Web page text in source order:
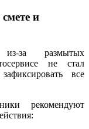
и
за размытых
не стал
все
рекомендуют